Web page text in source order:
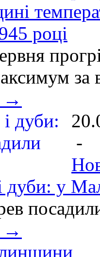
році
за
→
-
дуби: у
→